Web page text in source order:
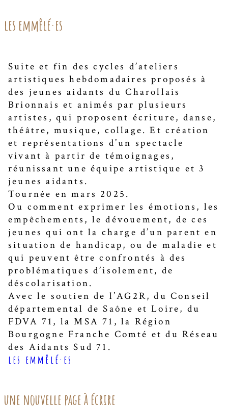
les emmêlé·es
Suite et fin des cycles d’ateliers
artistiques hebdomadaires proposés à
des jeunes aidants du Charollais
Brionnais et animés par plusieurs
artistes, qui proposent écriture, danse,
théâtre, musique, collage. Et création
et représentations d’un spectacle
vivant à partir de témoignages,
réunissant une équipe artistique et 3
jeunes aidants.
Tournée en mars 2025.
Ou comment exprimer les émotions, les
empêchements, le dévouement, de ces
jeunes qui ont la charge d’un parent en
situation de handicap, ou de maladie et
qui peuvent être confrontés à des
problématiques d’isolement, de
déscolarisation.
Avec le soutien de l’AG2R, du Conseil
départemental de Saône et Loire, du
FDVA 71, la MSA 71, la Région
Bourgogne Franche Comté et du Réseau
des Aidants Sud 71.
les emmêlé·es
une nouvelle page à écrire